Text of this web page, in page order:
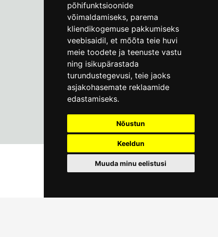
põhifunktsioonide
võimaldamiseks, parema
kliendikogemuse pakkumiseks
veebisaidil, et mõõta teie huvi
meie toodete ja teenuste vastu
ning isikupärastada
turundustegevusi, teie jaoks
asjakohasemate reklaamide
edastamiseks.
Nõustun
Keeldun
Muuda minu eelistusi
Пн–Пт 9–17:(+372) 610 4178
info@linnamuuseum.ee